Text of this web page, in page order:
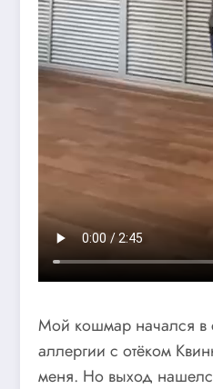
Мой кошмар начался в
аллергии с отёком
меня. Но выход